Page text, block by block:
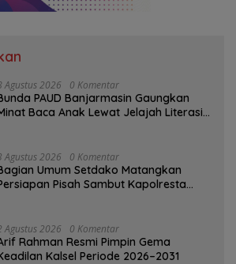
Agustus 2026 0 Komentar
PAUD Banjarmasin Gaungkan
Baca Anak Lewat Jelajah Literasi
Agustus 2026 0 Komentar
Umum Setdako Matangkan
Pisah Sambut Kapolresta
Agustus 2026 0 Komentar
Rahman Resmi Pimpin Gema
Kalsel Periode 2026–2031